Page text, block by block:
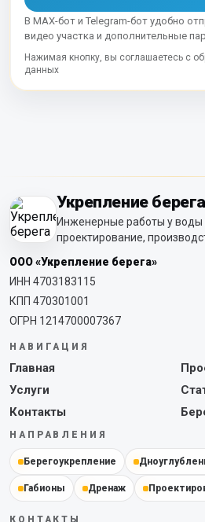
В MAX-бот и Telegram-бот удобно
видео участка и дополнительные
Нажимая кнопку, вы соглашаетесь с
данных
Укрепление берега
Инженерные работы у воды
проектирование,
ООО «Укрепление берега»
ИНН 4703183115
КПП 470301001
ОГРН 1214700007367
НАВИГАЦИЯ
Главная
Услуги
Контакты
НАПРАВЛЕНИЯ
Берегоукрепление
Габионы Дренаж
КОНТАКТЫ